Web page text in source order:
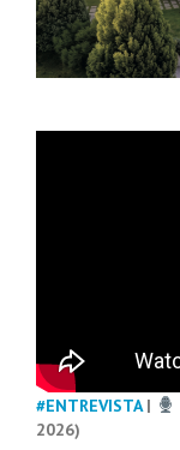
#ENTREVISTA|
2026)